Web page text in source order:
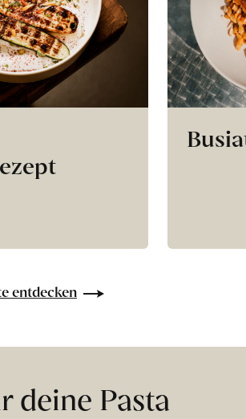
entdecken
deine Pasta